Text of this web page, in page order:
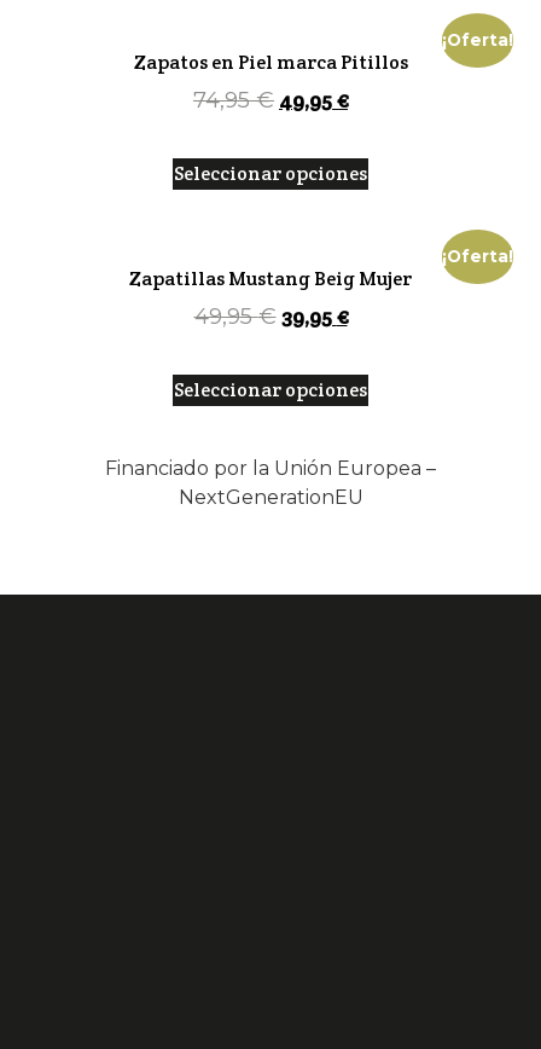
¡Oferta!
Zapatos en Piel marca Pitillos
74,95€ 49,95€
Seleccionar opciones
¡Oferta!
Zapatillas Mustang Beig Mujer
49,95€ 39,95€
Seleccionar opciones
Financiado por la Unión Europea –
NextGenerationEU